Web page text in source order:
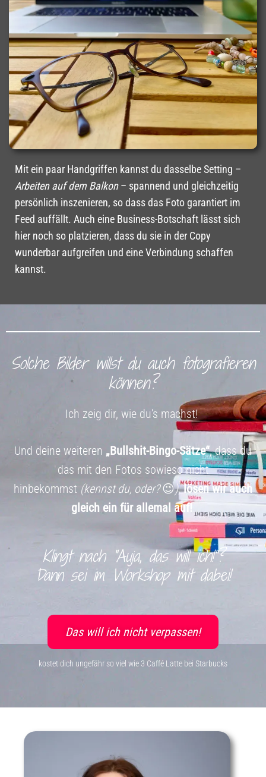
Mit ein paar Handgriffen kannst du dasselbe Setting –
Arbeiten auf dem Balkon– spannend und gleichzeitig
persönlich inszenieren, so dass das Foto garantiert im
Feed auffällt. Auch eine Business-Botschaft lässt sich
hier noch so platzieren, dass du sie in der Copy
wunderbar aufgreifen und eine Verbindung schaffen
kannst.
Solche Bilder willst du auch fotografieren
können?
Ich zeig dir, wie du’s machst!
Und deine weiteren „Bullshit-Bingo-Sätze“, dass du
das mit den Fotos sowieso nicht
hinbekommst (kennst du, oder?😉),lösen wir auch
gleich ein für allemal auf!
Klingt nach "Auja, das will ich!"?
Dann sei im Workshop mit dabei!
Das will ich nicht verpassen!
kostet dich ungefähr so viel wie 3 Caffé Latte bei Starbucks